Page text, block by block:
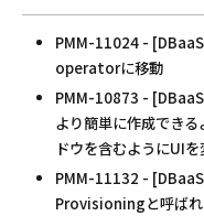
PMM-11024 -
operatorに移動
PMM-10873 -
より簡単に作成でき
ドウを含むようにUIを
PMM-11132 -
Provisioningと呼ばれ